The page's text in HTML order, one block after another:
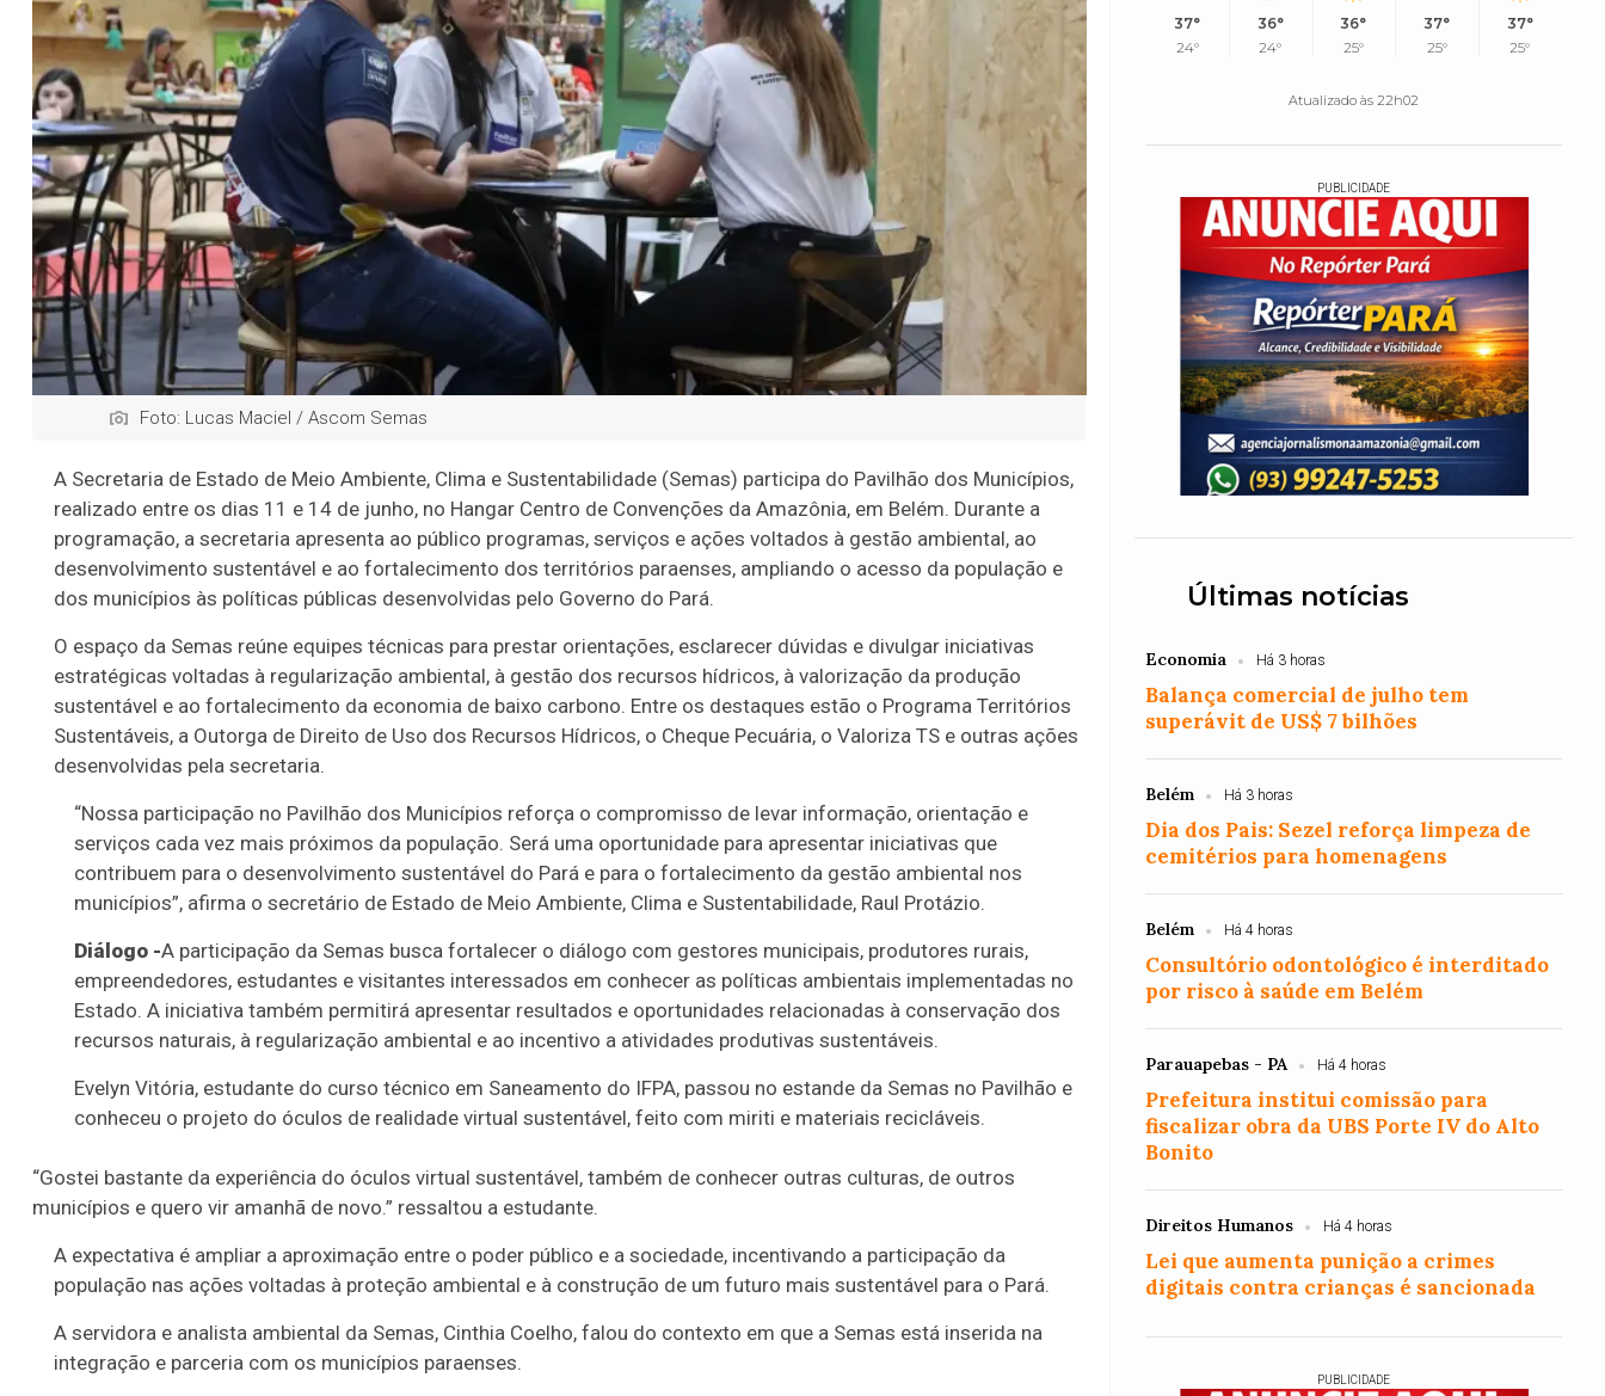
Foto: Lucas Maciel / Ascom Semas
Evelyn Vitória
e uma colega
sua do curso
de
Saneamento,
no IFPA,
experimentam
os óculos
regionais de
realidade
A Secretaria de Estado de Meio Ambiente, Clima e Sustentabilidade (Semas) participa do Pavilhão dos Municípios,
realizado entre os dias 11 e 14 de junho, no Hangar Centro de Convenções da Amazônia, em Belém. Durante a
programação, a secretaria apresenta ao público programas, serviços e ações voltados à gestão ambiental, ao
desenvolvimento sustentável e ao fortalecimento dos territórios paraenses, ampliando o acesso da população e
dos municípios às políticas públicas desenvolvidas pelo Governo do Pará.
O espaço da Semas reúne equipes técnicas para prestar orientações, esclarecer dúvidas e divulgar iniciativas
estratégicas voltadas à regularização ambiental, à gestão dos recursos hídricos, à valorização da produção
sustentável e ao fortalecimento da economia de baixo carbono. Entre os destaques estão o Programa Territórios
Sustentáveis, a Outorga de Direito de Uso dos Recursos Hídricos, o Cheque Pecuária, o Valoriza TS e outras ações
desenvolvidas pela secretaria.
Público que
visita o estande
da Semas no
Pavilhão dos
Municípios
conhece os
projetos de
desenvolvimento
Pará
“Nossa participação no Pavilhão dos Municípios reforça o compromisso de levar informação, orientação e
serviços cada vez mais próximos da população. Será uma oportunidade para apresentar iniciativas que
contribuem para o desenvolvimento sustentável do Pará e para o fortalecimento da gestão ambiental nos
municípios”, afirma o secretário de Estado de Meio Ambiente, Clima e Sustentabilidade, Raul Protázio.
Diálogo -A participação da Semas busca fortalecer o diálogo com gestores municipais, produtores rurais,
empreendedores, estudantes e visitantes interessados em conhecer as políticas ambientais implementadas no
Estado. A iniciativa também permitirá apresentar resultados e oportunidades relacionadas à conservação dos
recursos naturais, à regularização ambiental e ao incentivo a atividades produtivas sustentáveis.
Evelyn Vitória, estudante do curso técnico em Saneamento do IFPA, passou no estande da Semas no Pavilhão e
conheceu o projeto do óculos de realidade virtual sustentável, feito com miriti e materiais recicláveis.
“Gostei bastante da experiência do óculos virtual sustentável, também de conhecer outras culturas, de outros
municípios e quero vir amanhã de novo.” ressaltou a estudante.
Estande da
Semas no
Pavilhão
dos
A expectativa é ampliar a aproximação entre o poder público e a sociedade, incentivando a participação da
população nas ações voltadas à proteção ambiental e à construção de um futuro mais sustentável para o Pará.
A servidora e analista ambiental da Semas, Cinthia Coelho, falou do contexto em que a Semas está inserida na
integração e parceria com os municípios paraenses.
37°
24°
36°
24°
36°
25°
37°
25°
37°
25°
Atualizado às 22h02
PUBLICIDADE
Últimas notícias
Economia Há 3 horas
Balança comercial de julho tem
superávit de US$ 7 bilhões
Belém Há 3 horas
Dia dos Pais: Sezel reforça limpeza de
cemitérios para homenagens
Belém Há 4 horas
Consultório odontológico é interditado
por risco à saúde em Belém
Parauapebas - PA Há 4 horas
Prefeitura institui comissão para
fiscalizar obra da UBS Porte IV do Alto
Bonito
Direitos Humanos Há 4 horas
Lei que aumenta punição a crimes
digitais contra crianças é sancionada
PUBLICIDADE